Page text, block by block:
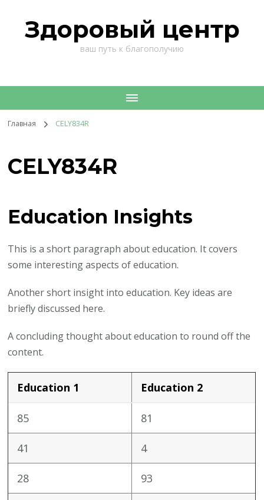
Здоровый центр
ваш путь к благополучию
Главная CELY834R
CELY834R
Education Insights
This is a short paragraph about education. It covers
some interesting aspects of education.
Another short insight into education. Key ideas are
briefly discussed here.
A concluding thought about education to round off the
content.
Education 1 Education 2
85 81
41 4
28 93